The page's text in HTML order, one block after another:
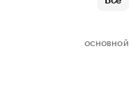
ОСНОВНОЙ